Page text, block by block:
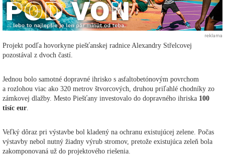
reklama
Projekt podľa hovorkyne piešťanskej radnice Alexandry Střelcovej
pozostával z dvoch častí.
Jednou bolo samotné dopravné ihrisko s asfaltobetónovým povrchom
a rozlohou viac ako 320 metrov štvorcových, druhou priľahlé chodníky zo
zámkovej dlažby. Mesto Piešťany investovalo do dopravného ihriska 100
tisíc eur.
Veľký dôraz pri výstavbe bol kladený na ochranu existujúcej zelene. Počas
výstavby nebol nutný žiadny výrub stromov, pretože existujúca zeleň bola
zakomponovaná už do projektového riešenia.